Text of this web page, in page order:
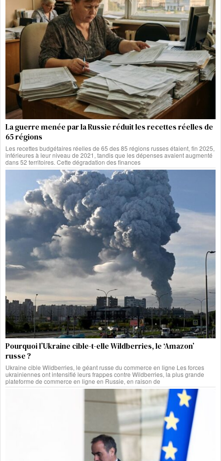
La guerre menée par la Russie réduit les recettes réelles de
65 régions
Les recettes budgétaires réelles de 65 des 85 régions russes étaient, fin 2025,
inférieures à leur niveau de 2021, tandis que les dépenses avaient augmenté
dans 52 territoires. Cette dégradation des finances
Pourquoi l’Ukraine cible-t-elle Wildberries, le ‘Amazon’
russe ?
Ukraine cible Wildberries, le géant russe du commerce en ligne Les forces
ukrainiennes ont intensifié leurs frappes contre Wildberries, la plus grande
plateforme de commerce en ligne en Russie, en raison de